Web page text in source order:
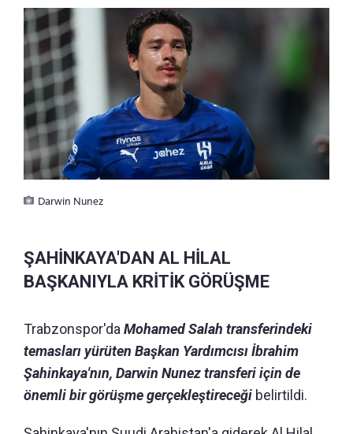
Darwin Nunez
ŞAHİNKAYA'DAN AL HİLAL
BAŞKANIYLA KRİTİK GÖRÜŞME
Trabzonspor'da Mohamed Salah transferindeki
temasları yürüten Başkan Yardımcısı İbrahim
Şahinkaya'nın, Darwin Nunez transferi için de
önemli bir görüşme gerçekleştireceği belirtildi.